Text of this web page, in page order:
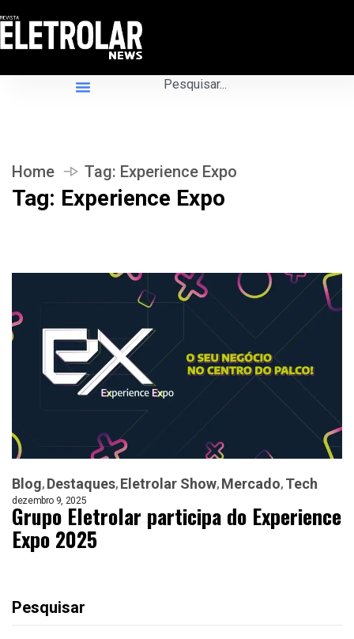
Home Tag: Experience Expo
Tag: Experience Expo
Blog Destaques Eletrolar Show Mercado Tech
dezembro 9, 2025
Grupo Eletrolar participa do Experience
Expo 2025
Pesquisar